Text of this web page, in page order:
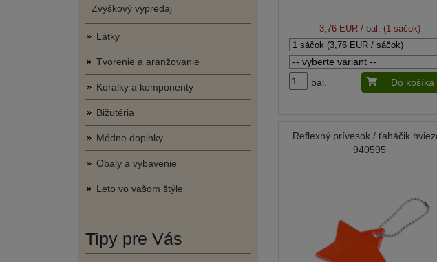
Zvyškový výpredaj
Látky
Tvorenie a aranžovanie
Korálky a komponenty
Bižutéria
Módne doplnky
Obaly a vybavenie
Leto vo vašom štýle
Tipy pre Vás
3,76 EUR/ bal. (1 sáčok)
bal. Do košíka
Reflexný prívesok / ťaháčik
940595